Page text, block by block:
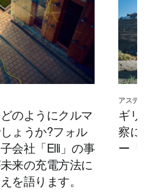
のようにクルマ
ょうか?フォル
会社「Elli」の事
来の充電方法に
を語ります。
アスティ
ギリ
察に
ー「